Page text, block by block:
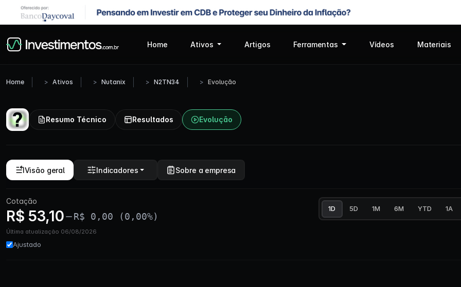
Home Ativos Artigos Ferramentas Vídeos Materiais
Home Ativos Nutanix N2TN34 Evolução
Resumo Técnico Resultados Evolução
Visão geral Indicadores Sobre a empresa
Cotação
R$ 53,10 R$ 0,00 (0,00%)
Última atualização 06/08/2026
Ajustado
1D 5D 1M 6M YTD 1A